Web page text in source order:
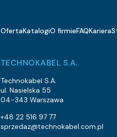
OfertaKatalogiO firmieFAQKariera
TECHNOKABEL S.A.
Technokabel S.A.
ul. Nasielska 55
04-343 Warszawa
+48 22 516 97 77
sprzedaz@technokabel.com.pl